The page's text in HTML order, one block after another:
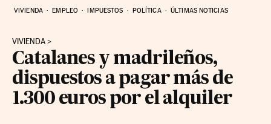
VIVIENDA EMPLEO IMPUESTOS POLÍTICA ÚLTIMAS NOTICIAS
VIVIENDA
Catalanes y madrileños,
dispuestos a pagar más de
1.300 euros por el alquiler